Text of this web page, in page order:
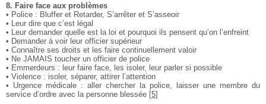
8. Faire face aux problèmes
• Police : Bluffer et Retarder, S’arrêter et S’asseoir
• Leur dire que c’est légal
• Leur demander quelle est la loi et pourquoi ils pensent qu’on l’enfreint
• Demander à voir leur officier supérieur
• Connaître ses droits et les faire continuellement valoir
• Ne JAMAIS toucher un officier de police
• Emmerdeurs : leur faire face, les isoler, leur parler si possible
• Violence : isoler, séparer, attirer l’attention
• Urgence médicale : aller chercher la police, laisser une membre du
service d’ordre avec la personne blessée [5]